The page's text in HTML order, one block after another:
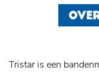
Tristar is een